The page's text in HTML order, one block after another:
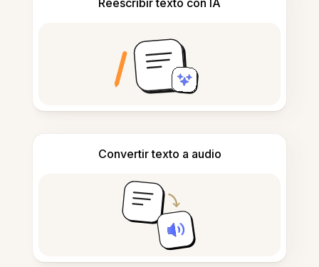
Reescribir texto con IA
Convertir texto a audio